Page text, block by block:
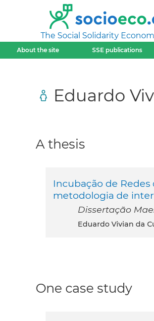
The Social Solidarity
About the site SSE publications
Eduardo
A thesis
Incubação de
metodologia de
Dissertação
Eduardo Vivian da
One case study